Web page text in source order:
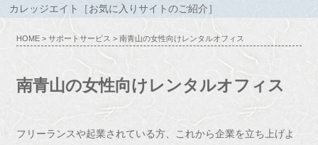
カレッジエイト［お気に入りサイトのご紹介］
HOME >サポートサービス > 南青山の女性向けレンタルオフィス
南青山の女性向けレンタルオフィス
フリーランスや起業されている方、これから企業を立ち上げよ